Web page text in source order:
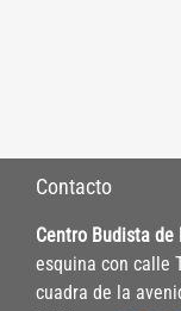
Contacto
Centro Budista de
esquina con calle
cuadra de la